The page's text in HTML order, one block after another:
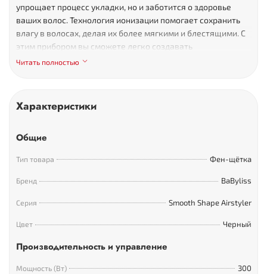
упрощает процесс укладки, но и заботится о здоровье
ваших волос. Технология ионизации помогает сохранить
влагу в волосах, делая их более мягкими и блестящими. С
этим прибором вы сможете легко создавать
профессиональные прически, будь то объемные волны,
Читать полностью
Характеристики
Общие
Тип товара Фен-щётка
Бренд BaByliss
Серия Smooth Shape Airstyler
Цвет Черный
Производительность и управление
Мощность (Вт) 300